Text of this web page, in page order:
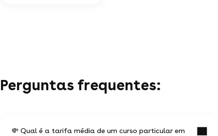
Perguntas frequentes:
💸 Qual é a tarifa média de um curso particular em